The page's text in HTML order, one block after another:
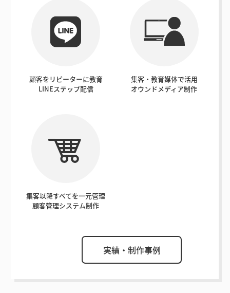
顧客をリピーターに教育
LINEステップ配信
集客・教育媒体で活用
オウンドメディア制作
集客以降すべてを一元管理
顧客管理システム制作
実績・制作事例